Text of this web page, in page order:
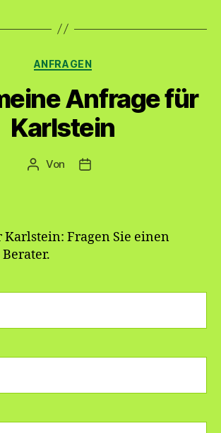
Kategorien
ANFRAGEN
Anfrage für
Karlstein
Beitragsautor
Von Veröffentlichungsdatum
Karlstein: Fragen Sie einen